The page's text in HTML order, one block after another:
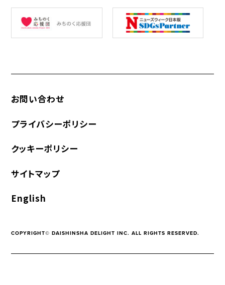
お問い合わせ
プライバシーポリシー
クッキーポリシー
サイトマップ
English
COPYRIGHT© DAISHINSHA DELIGHT INC. ALL RIGHTS RESERVED.